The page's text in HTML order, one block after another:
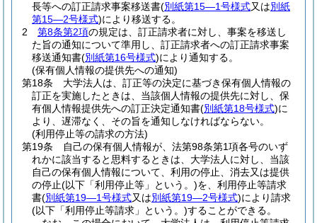
長等への訂正請求事案移送書(別紙第15―1号様式又は別紙
第15―2号様式)により移送する。
2
第8条第2項の規定は、訂正請求者に対し、事案を移送し
た旨の通知について準用し、訂正請求者への訂正請求事案
移送通知書(別紙第16号様式)により通知する。
(保有個人情報の提供先への通知)
第18条
大学法人は、訂正等の決定に基づき保有個人情報の
訂正を実施したときは、当該個人情報の提供先に対し、保
有個人情報提供先への訂正決定通知書(別紙第18号様式)に
より、遅滞なく、その旨を通知しなければならない。
(利用停止等の請求の方法)
第19条
自己の保有個人情報が、法第98条第1項各号のいず
れかに該当すると思料するときは、大学法人に対し、当該
自己の保有個人情報について、利用の停止、消去又は提供
の停止(以下「利用停止等」という。)を、利用停止等請求
書(別紙第19―1号様式又は別紙第19―2号様式)により請求
(以下「利用停止等請求」という。)することができる。